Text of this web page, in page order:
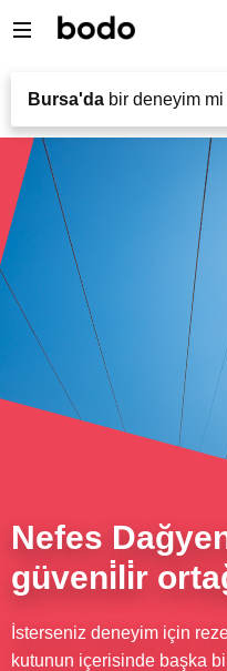
Bursa'da bir deneyim
Nefes
güveni̇li̇r
İsterseniz deneyim için
kutunun içerisinde başka